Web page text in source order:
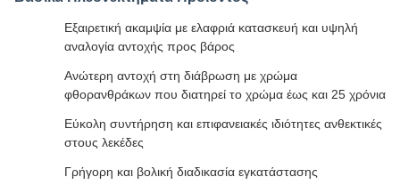
Εξαιρετική ακαμψία με ελαφριά κατασκευή και υψηλή
αναλογία αντοχής προς βάρος
Ανώτερη αντοχή στη διάβρωση με χρώμα
φθορανθράκων που διατηρεί το χρώμα έως και 25 χρόνια
Εύκολη συντήρηση και επιφανειακές ιδιότητες ανθεκτικές
στους λεκέδες
Γρήγορη και βολική διαδικασία εγκατάστασης